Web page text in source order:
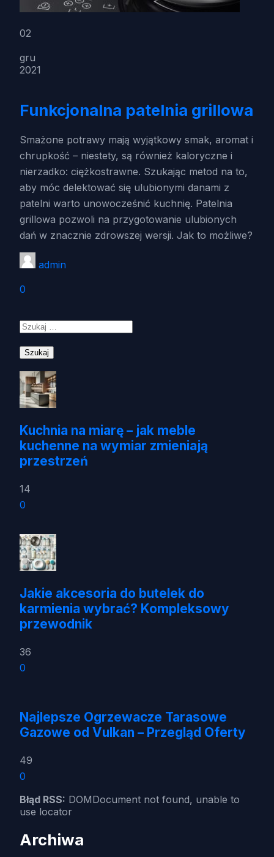
02
gru
2021
Funkcjonalna patelnia grillowa
Smażone potrawy mają wyjątkowy smak, aromat i
chrupkość – niestety, są również kaloryczne i
nierzadko: ciężkostrawne. Szukając metod na to,
aby móc delektować się ulubionymi danami z
patelni warto unowocześnić kuchnię. Patelnia
grillowa pozwoli na przygotowanie ulubionych
dań w znacznie zdrowszej wersji. Jak to możliwe?
admin
0
Kuchnia na miarę – jak meble
kuchenne na wymiar zmieniają
przestrzeń
14
0
Jakie akcesoria do butelek do
karmienia wybrać? Kompleksowy
przewodnik
36
0
Najlepsze Ogrzewacze Tarasowe
Gazowe od Vulkan – Przegląd Oferty
49
0
Błąd RSS: DOMDocument not found, unable to
use locator
Archiwa